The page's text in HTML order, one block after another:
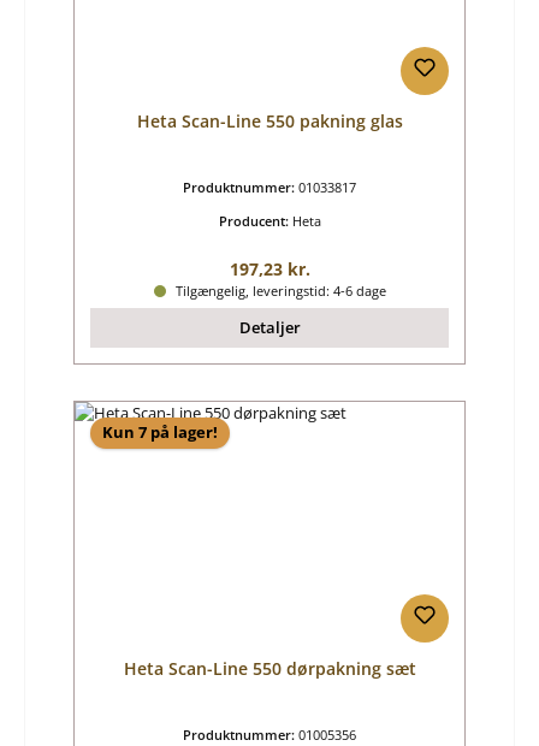
Heta Scan-Line 550 pakning glas
Produktnummer: 01033817
Producent: Heta
Almindelig pris:
197,23 kr.
Tilgængelig, leveringstid: 4-6 dage
Detaljer
Kun 7 på lager!
Heta Scan-Line 550 dørpakning sæt
Produktnummer: 01005356